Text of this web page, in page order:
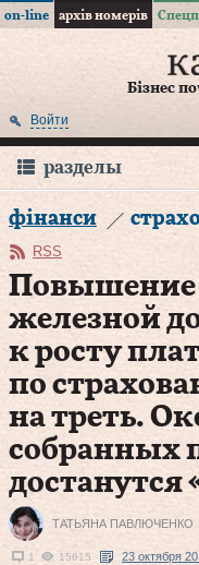
on-line архів номерів
Бізнес
Войти
разделы
фінанси
RSS
Повышение
железной
к росту
по
на треть.
собранных
достанутся
ТАТЬЯНА ПАВЛЮЧЕНКО
1 15615 23 октября